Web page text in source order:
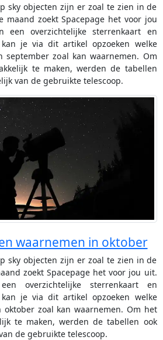
sky objecten zijn er zoal te zien in de
maand zoekt Spacepage het voor jou
overzichtelijke sterrenkaart en
je via dit artikel opzoeken welke
september zoal kan waarnemen. Om
te maken, werden de tabellen
van de gebruikte telescoop.
waarnemen in oktober
sky objecten zijn er zoal te zien in de
zoekt Spacepage het voor jou uit.
overzichtelijke sterrenkaart en
je via dit artikel opzoeken welke
zoal kan waarnemen. Om het
te maken, werden de tabellen ook
de gebruikte telescoop.